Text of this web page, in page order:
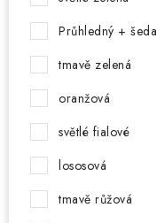
Průhledný + šeda
tmavě zelená
oranžová
světlé fialové
lososová
tmavě růžová